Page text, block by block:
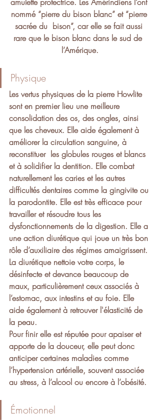
nommé “pierre du bison blanc” et “pierre
sacrée du  bison”, car elle se fait aussi
rare que le bison blanc dans le sud de
l’Amérique.
Physique
Les vertus physiques de la pierre Howlite
sont en premier lieu une meilleure
consolidation des os, des ongles, ainsi
que les cheveux. Elle aide également à
améliorer la circulation sanguine, à
reconstituer  les globules rouges et blancs
et à solidifier la dentition. Elle combat
naturellement les caries et les autres
difficultés dentaires comme la gingivite ou
la parodontite. Elle est très efficace pour
travailler et résoudre tous les
dysfonctionnements de la digestion. Elle a
une action diurétique qui joue un très bon
rôle d’auxiliaire des régimes amaigrissent.
La diurétique nettoie votre corps, le
désinfecte et devance beaucoup de
maux, particulièrement ceux associés à
l’estomac, aux intestins et au foie. Elle
aide également à retrouver l'élasticité de
la peau.
Pour finir elle est réputée pour apaiser et
apporte de la douceur, elle peut donc
anticiper certaines maladies comme
l’hypertension artérielle, souvent associée
au stress, à l’alcool ou encore à l’obésité.
Émotionnel